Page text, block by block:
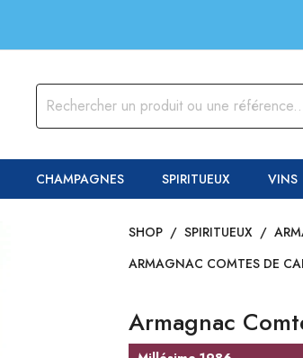
CHAMPAGNES SPIRITUEUX VINS
SHOP / SPIRITUEUX /
ARMAGNAC COMTES DE
Armagnac